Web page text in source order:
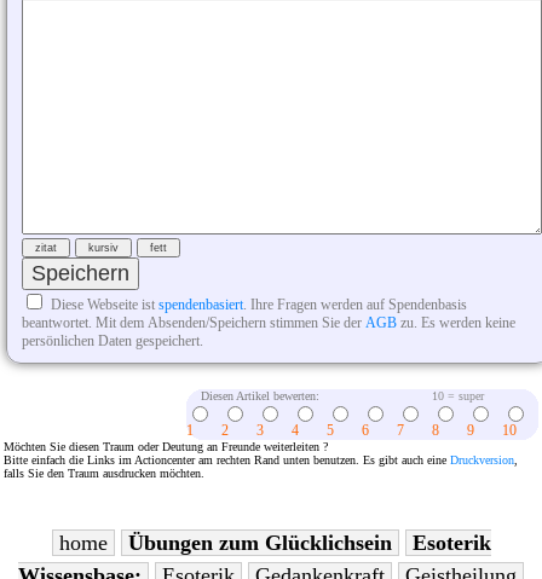
Diese Webseite ist spendenbasiert. Ihre Fragen werden auf Spendenbasis
beantwortet. Mit dem Absenden/Speichern stimmen Sie der AGBzu. Es werden keine
persönlichen Daten gespeichert.
Diesen Artikel bewerten: 10 = super
1 2 3 4 5 6 7 8 9 10
Möchten Sie diesen Traum oder Deutung an Freunde weiterleiten ?
Bitte einfach die Links im Actioncenter am rechten Rand unten benutzen. Es gibt auch eine Druckversion,
falls Sie den Traum ausdrucken möchten.
home Übungen zum Glücklichsein
Esoterik